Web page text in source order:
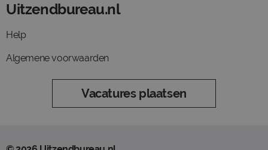
Uitzendbureau.nl
Help
Algemene voorwaarden
Vacatures plaatsen